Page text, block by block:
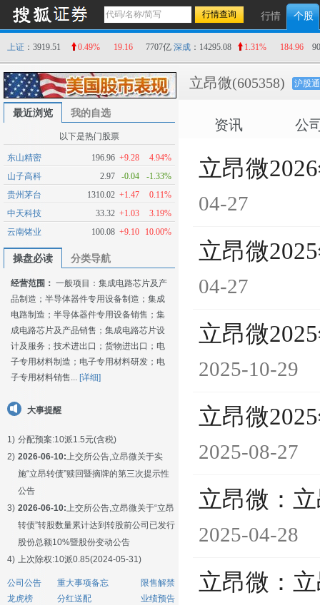
行情 个股
上证 ：3919.51 0.49% 19.16 7707亿 深成 ：14295.08 1.31% 184.96
最近浏览 我的自选
以下是热门股票
东山精密 196.96 +9.28
4.94%
山子高科
2.97 -0.04
-1.33%
贵州茅台
1310.02 +1.47
0.11%
中天科技
33.32 +1.03
3.19%
云南锗业
100.08 +9.10 10.00%
操盘必读 分类导航
经营范围： 一般项目：集成电路芯片及产
品制造；半导体器件专用设备制造；集成
电路制造；半导体器件专用设备销售；集
成电路芯片及产品销售；集成电路芯片设
计及服务；技术进出口；货物进出口；电
子专用材料制造；电子专用材料研发；电
子专用材料销售... [详细]
大事提醒
1) 分配预案:10派1.5元(含税)
2) 2026-06-10:上交所公告,立昂微关于实
施“立昂转债”赎回暨摘牌的第三次提示性
公告
3) 2026-06-10:上交所公告,立昂微关于“立昂
转债”转股数量累计达到转股前公司已发行
股份总额10%暨股份变动公告
4) 上次除权:10派0.85(2024-05-31)
公司公告 重大事项备忘
限售解禁
龙虎榜
分红送配
业绩预告
立昂微(605358) 沪股通
资讯 公
立昂微
04-27
立昂微
04-27
立昂微
2025-10-29
立昂微
2025-08-27
立昂微：
2025-04-28
立昂微：